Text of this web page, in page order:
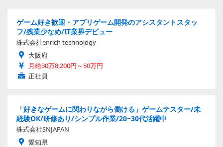
ゲーム好き歓迎・アプリゲーム開発のアシスタントスタッ
フ/残業少なめ/IT業界デビュー
株式会社enrich technology
大阪府
月給30万8,200円～50万円
正社員
「好きなゲームに関わりながら働ける」ゲームテスター/未
経験OK/研修あり/シンプル作業/20~30代活躍中
株式会社SNJAPAN
愛知県